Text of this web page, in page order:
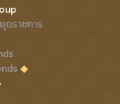
ดราชการ